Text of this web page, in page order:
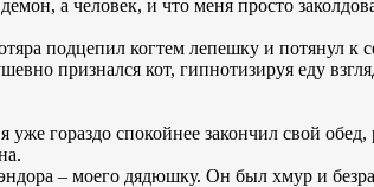
а человек, и что меня просто
подцепил когтем лепешку и потянул к
признался кот, гипнотизируя еду
гораздо спокойнее закончил свой обед,
– моего дядюшку. Он был хмур и